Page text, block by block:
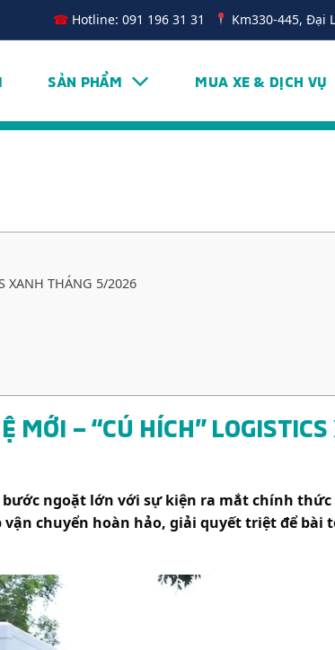
☎Hotline: 091 196 31 31 Km330-445, Đại
SẢN PHẨM MUA XE & DỊCH VỤ
XANH THÁNG 5/2026
MỚI – “CÚ HÍCH”
ngoặt lớn với sự kiện ra mắt chính thức
chuyển hoàn hảo, giải quyết triệt để bài